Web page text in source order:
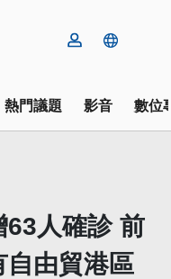
熱門議題 影音 數位
63人確診 前
自由貿港區